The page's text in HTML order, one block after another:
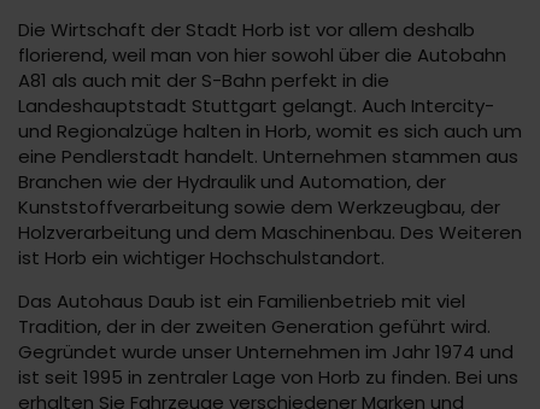
Die Wirtschaft der Stadt Horb ist vor allem deshalb
florierend, weil man von hier sowohl über die Autobahn
A81 als auch mit der S-Bahn perfekt in die
Landeshauptstadt Stuttgart gelangt. Auch Intercity-
und Regionalzüge halten in Horb, womit es sich auch um
eine Pendlerstadt handelt. Unternehmen stammen aus
Branchen wie der Hydraulik und Automation, der
Kunststoffverarbeitung sowie dem Werkzeugbau, der
Holzverarbeitung und dem Maschinenbau. Des Weiteren
ist Horb ein wichtiger Hochschulstandort.
Das Autohaus Daub ist ein Familienbetrieb mit viel
Tradition, der in der zweiten Generation geführt wird.
Gegründet wurde unser Unternehmen im Jahr 1974 und
ist seit 1995 in zentraler Lage von Horb zu finden. Bei uns
erhalten Sie Fahrzeuge verschiedener Marken und